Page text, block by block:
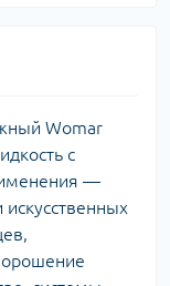
Womar
с
—
орошение